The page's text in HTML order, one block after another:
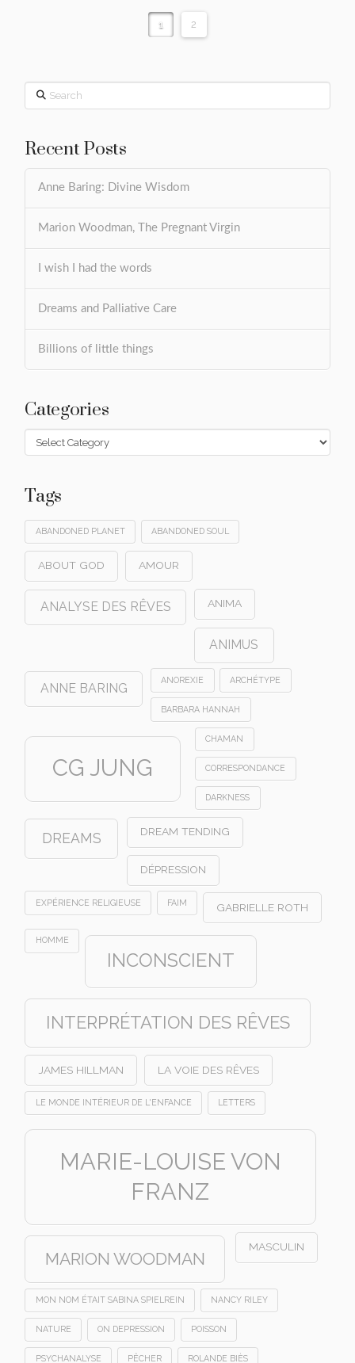
1 2
Search
Recent Posts
Anne Baring: Divine Wisdom
Marion Woodman, The Pregnant Virgin
I wish I had the words
Dreams and Palliative Care
Billions of little things
Categories
Categories
Tags
ABANDONED PLANET ABANDONED SOUL
ABOUT GOD AMOUR
ANALYSE DES RÊVES ANIMA
ANIMUS
ANNE BARING
ANOREXIE ARCHÉTYPE
BARBARA HANNAH
CG JUNG
CHAMAN
CORRESPONDANCE
DARKNESS
DREAMS DREAM TENDING
DÉPRESSION
EXPÉRIENCE RELIGIEUSE FAIM GABRIELLE ROTH
HOMME
INCONSCIENT
INTERPRÉTATION DES RÊVES
JAMES HILLMAN LA VOIE DES RÊVES
LE MONDE INTÉRIEUR DE L'ENFANCE LETTERS
MARIE-LOUISE VON
FRANZ
MARION WOODMAN
MASCULIN
MON NOM ÉTAIT SABINA SPIELREIN NANCY RILEY
NATURE ON DEPRESSION POISSON
PSYCHANALYSE PÊCHER ROLANDE BIÈS